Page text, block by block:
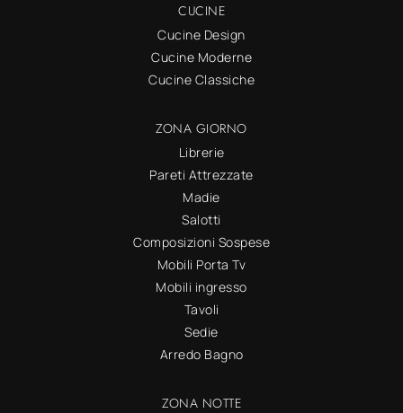
CUCINE
Cucine Design
Cucine Moderne
Cucine Classiche
ZONA GIORNO
Librerie
Pareti Attrezzate
Madie
Salotti
Composizioni Sospese
Mobili Porta Tv
Mobili ingresso
Tavoli
Sedie
Arredo Bagno
ZONA NOTTE